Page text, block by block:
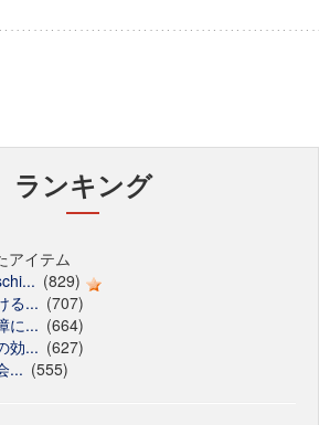
ランキング
アイテム
(829)
る... (707)
に... (664)
効... (627)
... (555)